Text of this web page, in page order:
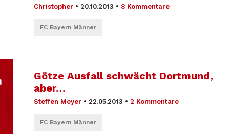
Christopher • 20.10.2013 • 8 Kommentare
FC Bayern Männer
Götze Ausfall schwächt Dortmund,
aber…
Steffen Meyer • 22.05.2013 • 2 Kommentare
FC Bayern Männer